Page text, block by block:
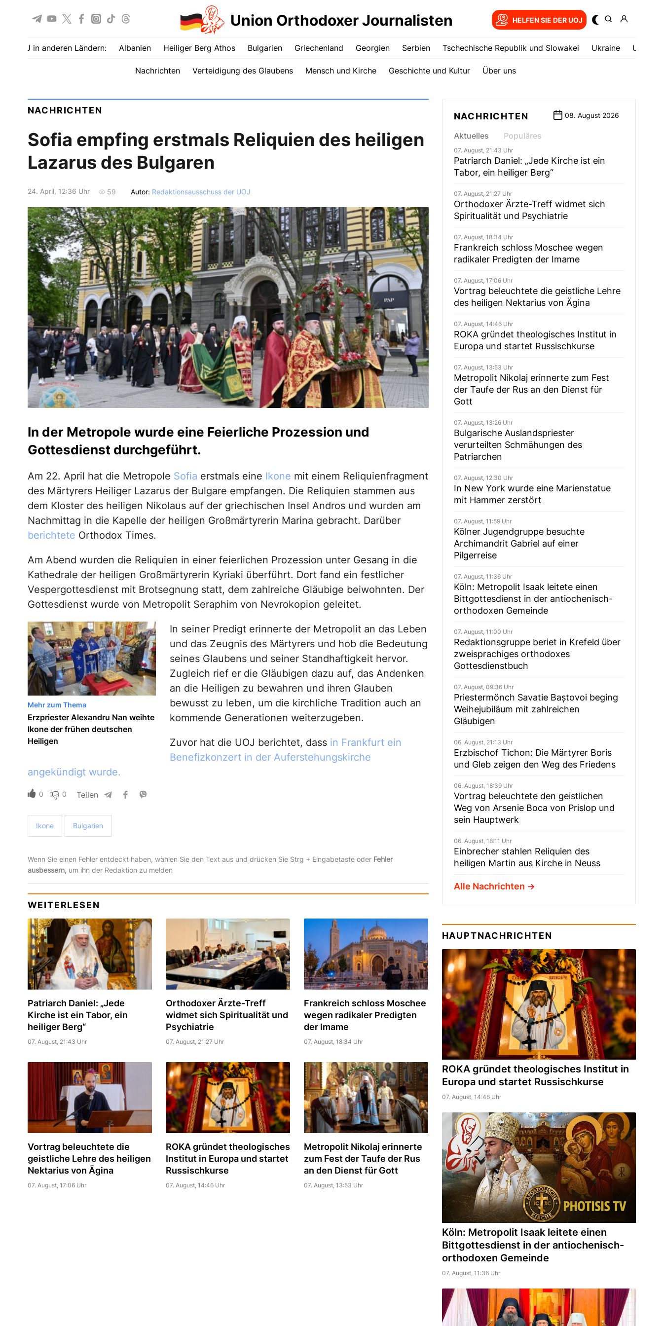
Union Orthodoxer Journalisten HELFEN SIE DER UOJ
UOJ in anderen Ländern: Albanien Heiliger Berg Athos Bulgarien Griechenland Georgien Serbien Tschechische Republik und Slowakei Ukrainе USA
Nachrichten Verteidigung des Glaubens Mensch und Kirche Geschichte und Kultur Über uns
NACHRICHTEN
Sofia empfing erstmals Reliquien des heiligen
Lazarus des Bulgaren
24. April, 12:36 Uhr 59 Autor: Redaktionsausschuss der UOJ
In der Metropole wurde eine Feierliche Prozession und
Gottesdienst durchgeführt.
Am 22. April hat die Metropole Sofia erstmals eine Ikone mit einem Reliquienfragment
des Märtyrers Heiliger Lazarus der Bulgare empfangen. Die Reliquien stammen aus
dem Kloster des heiligen Nikolaus auf der griechischen Insel Andros und wurden am
Nachmittag in die Kapelle der heiligen Großmärtyrerin Marina gebracht. Darüber
berichtete Orthodox Times.
Am Abend wurden die Reliquien in einer feierlichen Prozession unter Gesang in die
Kathedrale der heiligen Großmärtyrerin Kyriaki überführt. Dort fand ein festlicher
Vespergottesdienst mit Brotsegnung statt, dem zahlreiche Gläubige beiwohnten. Der
Gottesdienst wurde von Metropolit Seraphim von Nevrokopion geleitet.
Mehr zum Thema
Erzpriester Alexandru Nan weihte
Ikone der frühen deutschen
Heiligen
In seiner Predigt erinnerte der Metropolit an das Leben
und das Zeugnis des Märtyrers und hob die Bedeutung
seines Glaubens und seiner Standhaftigkeit hervor.
Zugleich rief er die Gläubigen dazu auf, das Andenken
an die Heiligen zu bewahren und ihren Glauben
bewusst zu leben, um die kirchliche Tradition auch an
kommende Generationen weiterzugeben.
Zuvor hat die UOJ berichtet, dass in Frankfurt ein
Benefizkonzert in der Auferstehungskirche
angekündigt wurde.
0 0 Teilen
Ikone Bulgarien
Wenn Sie einen Fehler entdeckt haben, wählen Sie den Text aus und drücken Sie Strg + Eingabetaste oder Fehler
ausbessern,um ihn der Redaktion zu melden
WEITERLESEN
Patriarch Daniel: „Jede
Kirche ist ein Tabor, ein
heiliger Berg“
07. August, 21:43 Uhr
Orthodoxer Ärzte-Treff
widmet sich Spiritualität und
Psychiatrie
07. August, 21:27 Uhr
Frankreich schloss Moschee
wegen radikaler Predigten
der Imame
07. August, 18:34 Uhr
Vortrag beleuchtete die
geistliche Lehre des heiligen
Nektarius von Ägina
07. August, 17:06 Uhr
ROKA gründet theologisches
Institut in Europa und startet
Russischkurse
07. August, 14:46 Uhr
Metropolit Nikolaj erinnerte
zum Fest der Taufe der Rus
an den Dienst für Gott
07. August, 13:53 Uhr
NACHRICHTEN 08. August 2026
Aktuelles Populäres
07. August, 21:43 Uhr
Patriarch Daniel: „Jede Kirche ist ein
Tabor, ein heiliger Berg“
07. August, 21:27 Uhr
Orthodoxer Ärzte-Treff widmet sich
Spiritualität und Psychiatrie
07. August, 18:34 Uhr
Frankreich schloss Moschee wegen
radikaler Predigten der Imame
07. August, 17:06 Uhr
Vortrag beleuchtete die geistliche Lehre
des heiligen Nektarius von Ägina
07. August, 14:46 Uhr
ROKA gründet theologisches Institut in
Europa und startet Russischkurse
07. August, 13:53 Uhr
Metropolit Nikolaj erinnerte zum Fest
der Taufe der Rus an den Dienst für
Gott
07. August, 13:26 Uhr
Bulgarische Auslandspriester
verurteilten Schmähungen des
Patriarchen
07. August, 12:30 Uhr
In New York wurde eine Marienstatue
mit Hammer zerstört
07. August, 11:59 Uhr
Kölner Jugendgruppe besuchte
Archimandrit Gabriel auf einer
Pilgerreise
07. August, 11:36 Uhr
Köln: Metropolit Isaak leitete einen
Bittgottesdienst in der antiochenisch-
orthodoxen Gemeinde
07. August, 11:00 Uhr
Redaktionsgruppe beriet in Krefeld über
zweisprachiges orthodoxes
Gottesdienstbuch
07. August, 09:36 Uhr
Priestermönch Savatie Baștovoi beging
Weihejubiläum mit zahlreichen
Gläubigen
06. August, 21:13 Uhr
Erzbischof Tichon: Die Märtyrer Boris
und Gleb zeigen den Weg des Friedens
06. August, 18:39 Uhr
Vortrag beleuchtete den geistlichen
Weg von Arsenie Boca von Prislop und
sein Hauptwerk
06. August, 18:11 Uhr
Einbrecher stahlen Reliquien des
heiligen Martin aus Kirche in Neuss
Alle Nachrichten
HAUPTNACHRICHTEN
ROKA gründet theologisches Institut in
Europa und startet Russischkurse
07. August, 14:46 Uhr
Köln: Metropolit Isaak leitete einen
Bittgottesdienst in der antiochenisch-
orthodoxen Gemeinde
07. August, 11:36 Uhr